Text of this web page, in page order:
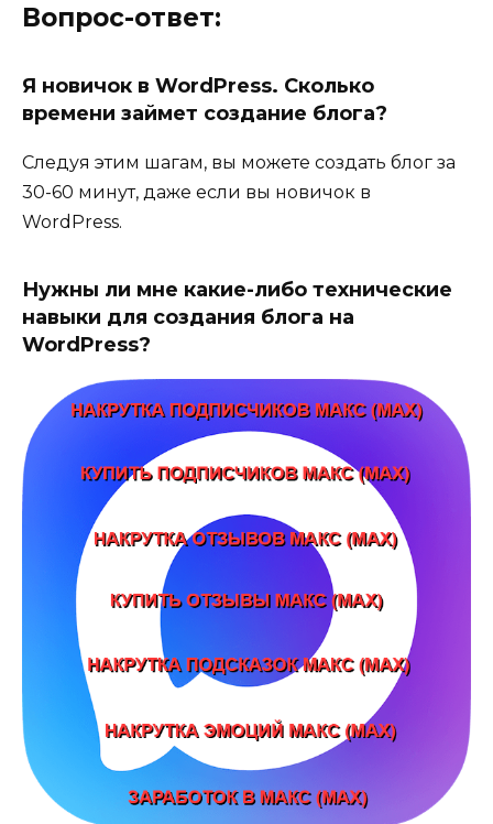
Вопрос-ответ:
Я новичок в WordPress. Сколько
времени займет создание блога?
Следуя этим шагам, вы можете создать блог за
30-60 минут, даже если вы новичок в
WordPress.
Нужны ли мне какие-либо технические
навыки для создания блога на
WordPress?